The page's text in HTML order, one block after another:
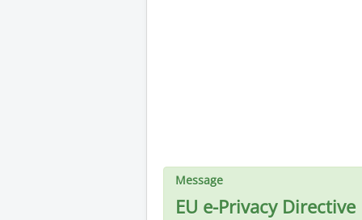
Message
EU e-Privacy Directive